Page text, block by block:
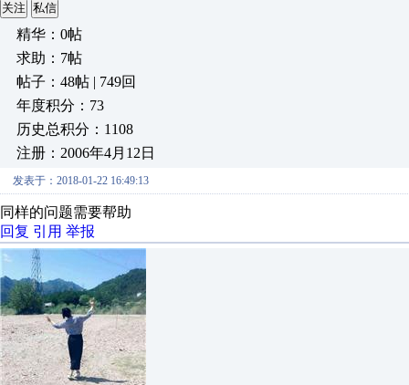
关注 私信
精华：0帖
求助：7帖
帖子：48帖 | 749回
年度积分：73
历史总积分：1108
注册：2006年4月12日
发表于：2018-01-22 16:49:13
同样的问题需要帮助
回复 引用 举报